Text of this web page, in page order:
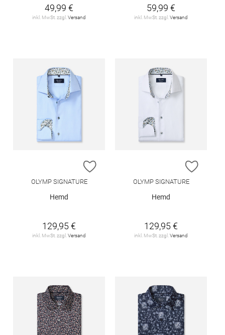
49,99 €
inkl. MwSt. zzgl.Versand
59,99 €
inkl. MwSt. zzgl.Versand
ZUR WUNSCHLISTE HINZUFÜGEN
OLYMP SIGNATURE
Hemd
129,95 €
inkl. MwSt. zzgl.Versand
ZUR
OLYMP SIGNATURE
Hemd
129,95 €
inkl. MwSt. zzgl.Versand